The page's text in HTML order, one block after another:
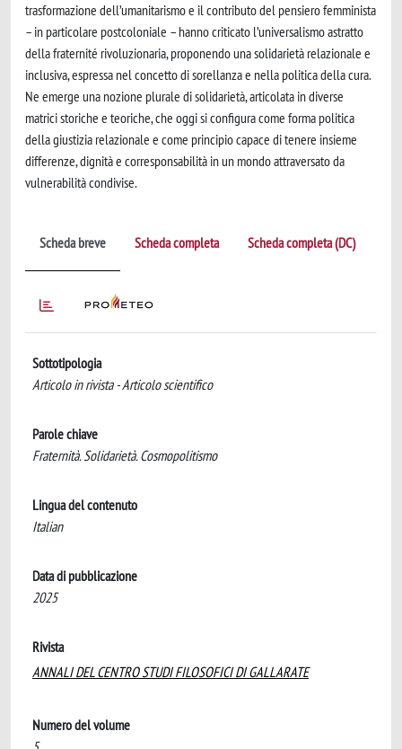
trasformazione dell’umanitarismo e il contributo del pensiero femminista
– in particolare postcoloniale – hanno criticato l’universalismo astratto
della fraternité rivoluzionaria, proponendo una solidarietà relazionale e
inclusiva, espressa nel concetto di sorellanza e nella politica della cura.
Ne emerge una nozione plurale di solidarietà, articolata in diverse
matrici storiche e teoriche, che oggi si configura come forma politica
della giustizia relazionale e come principio capace di tenere insieme
differenze, dignità e corresponsabilità in un mondo attraversato da
vulnerabilità condivise.
Scheda breve Scheda completa Scheda completa (DC)
Sottotipologia
Articolo in rivista - Articolo scientifico
Parole chiave
Fraternità. Solidarietà. Cosmopolitismo
Lingua del contenuto
Italian
Data di pubblicazione
2025
Rivista
ANNALI DEL CENTRO STUDI FILOSOFICI DI GALLARATE
Numero del volume